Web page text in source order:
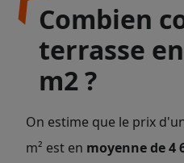
Combien
terrasse
m2 ?
On estime que le prix
m² est en moyenne de 4